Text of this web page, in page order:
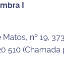
I
nº 19,
510